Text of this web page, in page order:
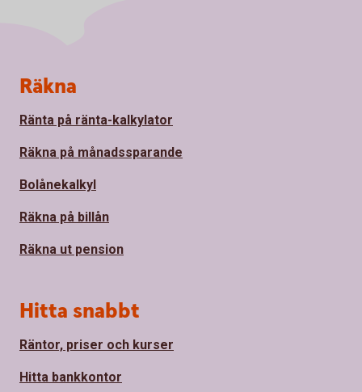
Sidfot
Räkna
Ränta på ränta-kalkylator
Räkna på månadssparande
Bolånekalkyl
Räkna på billån
Räkna ut pension
Hitta snabbt
Räntor, priser och kurser
Hitta bankkontor